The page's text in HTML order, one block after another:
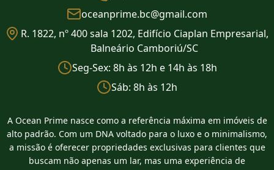
oceanprime.bc@gmail.com
R. 1822, nº 400 sala 1202, Edifício Ciaplan Empresarial,
Balneário Camboriú/SC
Seg-Sex: 8h às 12h e 14h às 18h
Sáb: 8h às 12h
A Ocean Prime nasce como a referência máxima em imóveis de
alto padrão. Com um DNA voltado para o luxo e o minimalismo,
a missão é oferecer propriedades exclusivas para clientes que
buscam não apenas um lar, mas uma experiência de